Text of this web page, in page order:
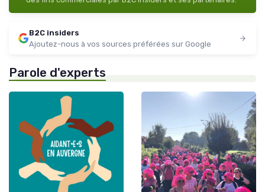
B2C insiders
Ajoutez-nous à vos sources préférées sur Google
Parole d'experts